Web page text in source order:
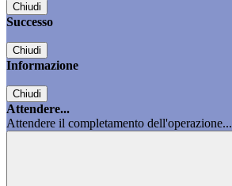
Chiudi
Successo
Chiudi
Informazione
Chiudi
Attendere...
Attendere il completamento dell'operazione...